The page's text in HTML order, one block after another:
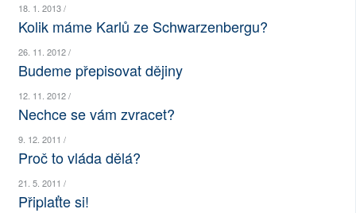
RUBRIKY
PLNÁ VERZE STRÁNEK
18. 1. 2013 /
Kolik máme Karlů ze Schwarzenbergu?
26. 11. 2012 /
Budeme přepisovat dějiny
12. 11. 2012 /
Nechce se vám zvracet?
9. 12. 2011 /
Proč to vláda dělá?
21. 5. 2011 /
Připlaťte si!